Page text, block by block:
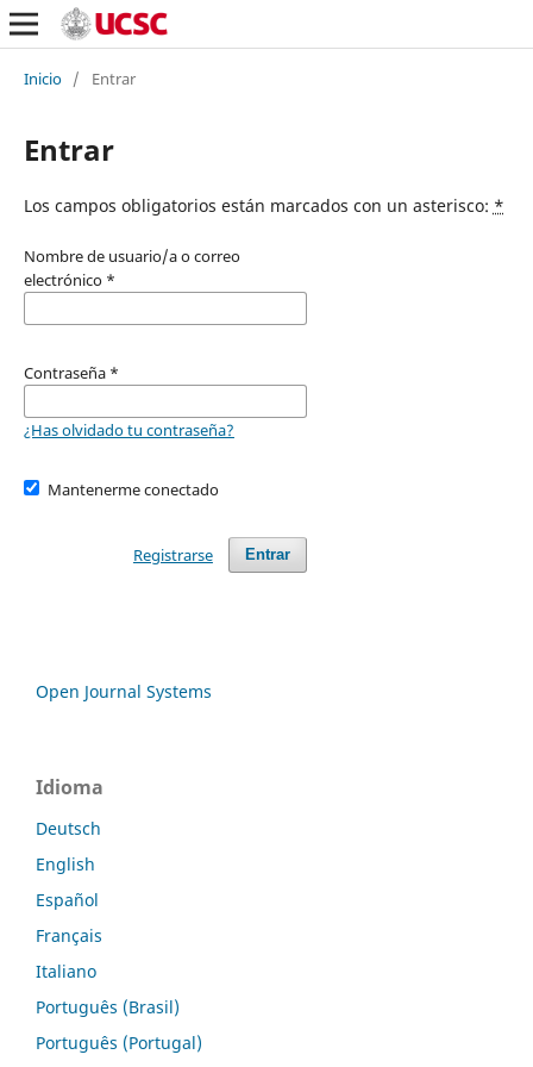
Inicio / Entrar
Entrar
Los campos obligatorios están marcados con un asterisco: *
Nombre de usuario/a o correo
electrónico *
Contraseña *
¿Has olvidado tu contraseña?
Mantenerme conectado
Entrar
Registrarse
Open Journal Systems
Idioma
Deutsch
English
Español
Français
Italiano
Português (Brasil)
Português (Portugal)